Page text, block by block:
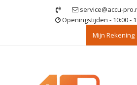
service@accu-
Openingstijden - 10:00 -
Mijn Rekening